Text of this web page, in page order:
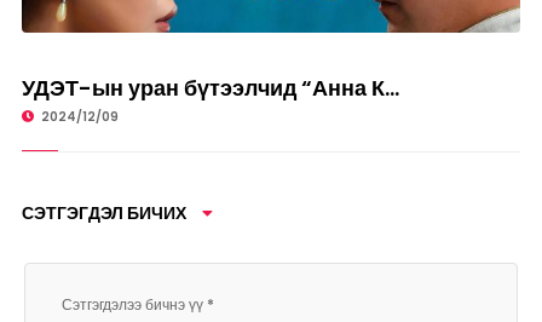
УДЭТ-ын уран бүтээлчид “Анна К...
2024/12/09
СЭТГЭГДЭЛ БИЧИХ